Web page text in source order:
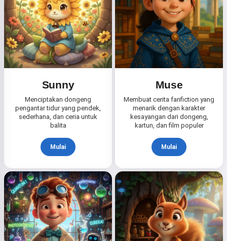
Sunny
Menciptakan dongeng
pengantar tidur yang pendek,
sederhana, dan ceria untuk
balita
Mulai
Muse
Membuat cerita fanfiction yang
menarik dengan karakter
kesayangan dari dongeng,
kartun, dan film populer
Mulai